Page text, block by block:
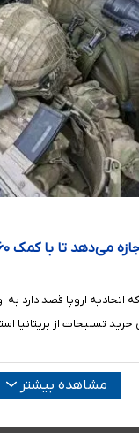
خرید تسلیحات از بریتانیا
مشاهده بیشتر